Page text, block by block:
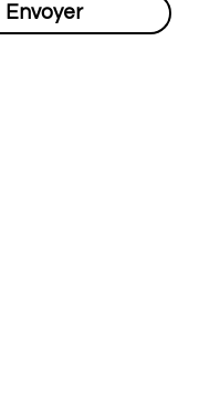
Envoyer